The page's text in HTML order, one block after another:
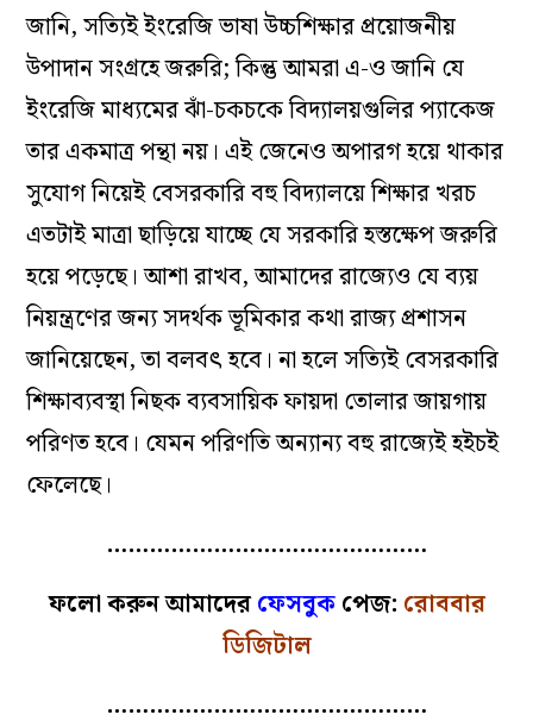
জানি, সত্যিই ইংরেজি ভাষা উচ্চশিক্ষার প্রয়োজনীয়
উপাদান সংগ্রহে জরুরি; কিন্তু আমরা এ-ও জানি যে
ইংরেজি মাধ্যমের ঝাঁ-চকচকে বিদ্যালয়গুলির প্যাকেজ
তার একমাত্র পন্থা নয়। এই জেনেও অপারগ হয়ে থাকার
সুযোগ নিয়েই বেসরকারি বহু বিদ্যালয়ে শিক্ষার খরচ
এতটাই মাত্রা ছাড়িয়ে যাচ্ছে যে সরকারি হস্তক্ষেপ জরুরি
হয়ে পড়েছে। আশা রাখব, আমাদের রাজ্যেও যে ব্যয়
নিয়ন্ত্রণের জন্য সদর্থক ভূমিকার কথা রাজ্য প্রশাসন
জানিয়েছেন, তা বলবৎ হবে। না হলে সত্যিই বেসরকারি
শিক্ষাব্যবস্থা নিছক ব্যবসায়িক ফায়দা তোলার জায়গায়
পরিণত হবে। যেমন পরিণতি অন্যান্য বহু রাজ্যেই হইচই
ফেলেছে।
………………………………………
ফলো করুন আমাদেরফেসবুকপেজ: রোববার
ডিজিটাল
………………………………………